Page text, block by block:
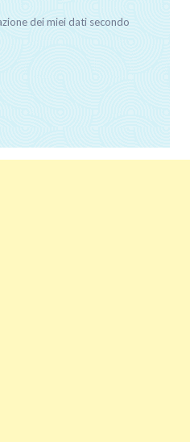
dei miei dati secondo